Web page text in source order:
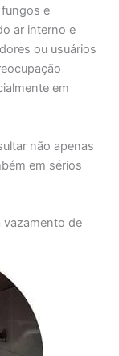
e
ar interno e
ou usuários
em
não apenas
em sérios
vazamento de